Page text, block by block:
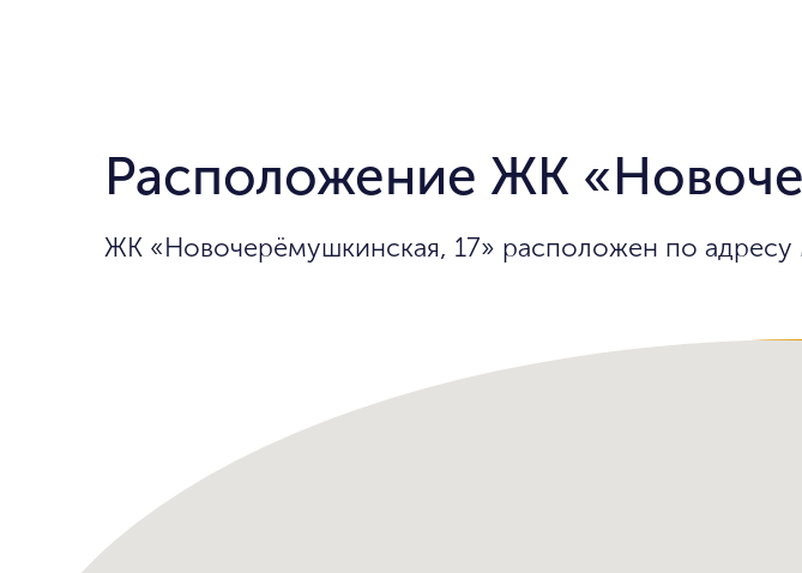
Расположение ЖК
ЖК «Новочерёмушкинская, 17» расположен по